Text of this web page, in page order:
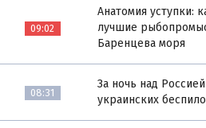
09:02
Анатомия уступки:
лучшие
Баренцева моря
08:31
За ночь над
украинских